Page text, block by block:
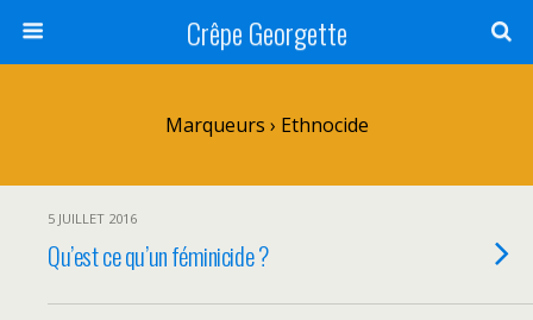
Crêpe Georgette
Marqueurs › Ethnocide
5 JUILLET 2016
Qu’est ce qu’un féminicide ?